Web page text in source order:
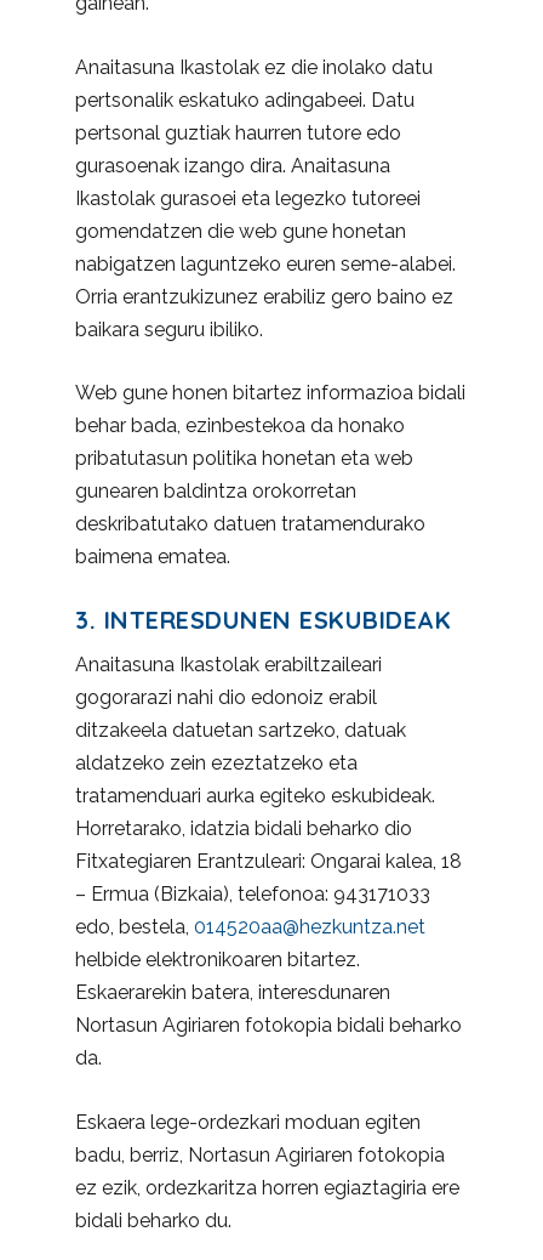
Anaitasuna Ikastolak ez die inolako datu
pertsonalik eskatuko adingabeei. Datu
pertsonal guztiak haurren tutore edo
gurasoenak izango dira. Anaitasuna
Ikastolak gurasoei eta legezko tutoreei
gomendatzen die web gune honetan
nabigatzen laguntzeko euren seme-alabei.
Orria erantzukizunez erabiliz gero baino ez
baikara seguru ibiliko.
Web gune honen bitartez informazioa bidali
behar bada, ezinbestekoa da honako
pribatutasun politika honetan eta web
gunearen baldintza orokorretan
deskribatutako datuen tratamendurako
baimena ematea.
3. INTERESDUNEN ESKUBIDEAK
Anaitasuna Ikastolak erabiltzaileari
gogorarazi nahi dio edonoiz erabil
ditzakeela datuetan sartzeko, datuak
aldatzeko zein ezeztatzeko eta
tratamenduari aurka egiteko eskubideak.
Horretarako, idatzia bidali beharko dio
Fitxategiaren Erantzuleari: Ongarai kalea, 18
– Ermua (Bizkaia), telefonoa: 943171033
edo, bestela,014520aa@hezkuntza.net
helbide elektronikoaren bitartez.
Eskaerarekin batera, interesdunaren
Nortasun Agiriaren fotokopia bidali beharko
da.
Eskaera lege-ordezkari moduan egiten
badu, berriz, Nortasun Agiriaren fotokopia
ez ezik, ordezkaritza horren egiaztagiria ere
bidali beharko du.